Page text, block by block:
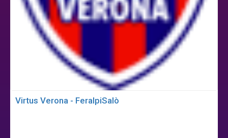
Virtus Verona - FeralpiSalò